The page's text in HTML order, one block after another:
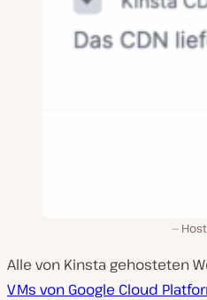
Alle von Kinsta gehosteten
VMs von Google Cloud